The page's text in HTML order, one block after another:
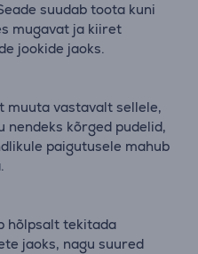
suudab toota kuni
mugavat ja kiiret
jookide jaoks.
muuta vastavalt sellele,
nendeks kõrged pudelid,
paigutusele mahub
hõlpsalt tekitada
jaoks, nagu suured